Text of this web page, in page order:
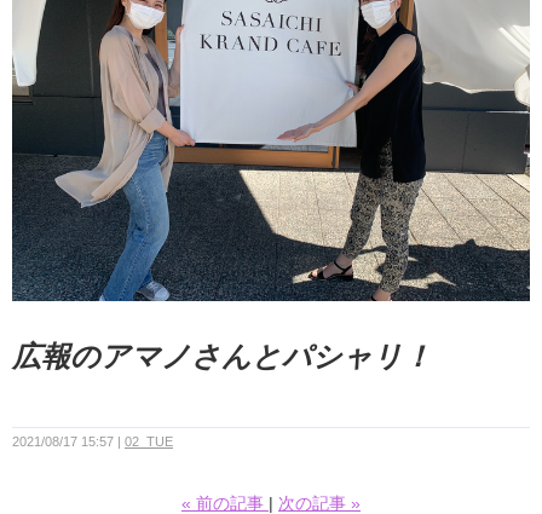
広報のアマノさんとパシャリ！
2021/08/17 15:57 02_TUE
« 前の記事 次の記事 »